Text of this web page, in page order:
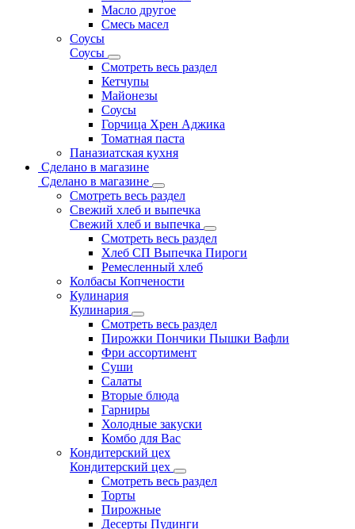
Масло другое
Смесь масел
Соусы
Соусы
Смотреть весь раздел
Кетчупы
Майонезы
Соусы
Горчица Хрен Аджика
Томатная паста
Паназиатская кухня
Сделано в магазине
Сделано в магазине
Смотреть весь раздел
Свежий хлеб и выпечка
Свежий хлеб и выпечка
Смотреть весь раздел
Хлеб СП Выпечка Пироги
Ремесленный хлеб
Колбасы Копчености
Кулинария
Кулинария
Смотреть весь раздел
Пирожки Пончики Пышки Вафли
Фри ассортимент
Суши
Салаты
Вторые блюда
Гарниры
Холодные закуски
Комбо для Вас
Кондитерский цех
Кондитерский цех
Смотреть весь раздел
Торты
Пирожные
Десерты Пудинги